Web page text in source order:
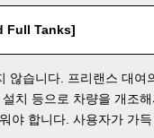
Full Tanks]
않습니다. 프리랜스 대여
치 등으로 차량을 개조
야 합니다. 사용자가 가